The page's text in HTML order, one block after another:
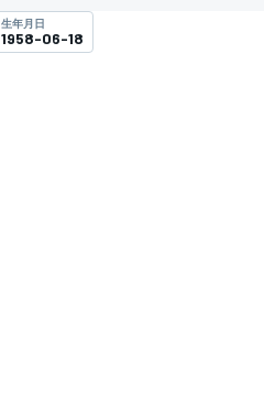
生年月日
1958-06-18